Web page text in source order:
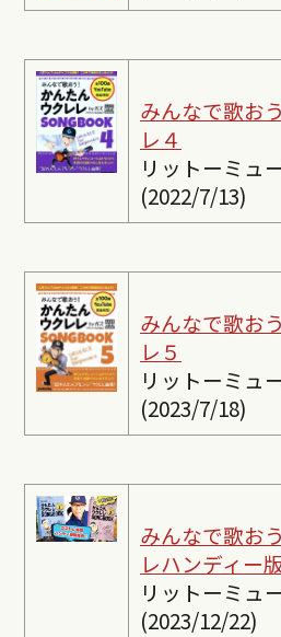
みんなで歌お
レ４
リットーミュ
(2022/7/13)
みんなで歌お
レ５
リットーミュ
(2023/7/18)
みんなで歌お
レハンディー
リットーミュ
(2023/12/22)